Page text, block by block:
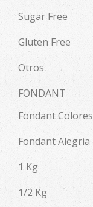
Sugar Free
Gluten Free
Otros
FONDANT
Fondant Colores
Fondant Alegria
1 Kg
1/2 Kg